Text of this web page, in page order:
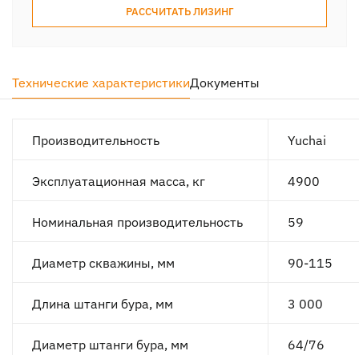
РАССЧИТАТЬ ЛИЗИНГ
Технические характеристикиДокументы
Производительность Yuchai
Эксплуатационная масса, кг 4900
Номинальная производительность 59
Диаметр скважины, мм 90-115
Длина штанги бура, мм 3 000
Диаметр штанги бура, мм 64/76